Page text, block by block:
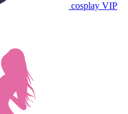
cosplay VIP